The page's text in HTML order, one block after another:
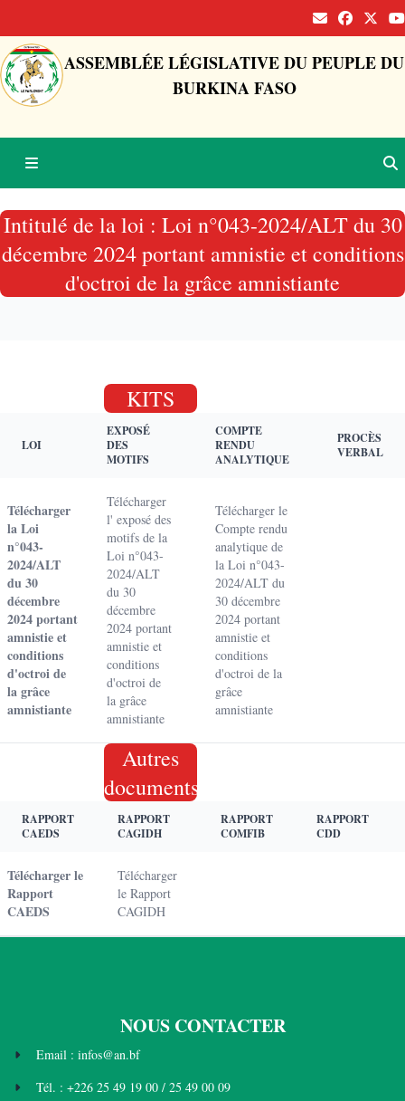
ASSEMBLÉE LÉGISLATIVE DU PEUPLE DU
BURKINA FASO
Intitulé de la loi : Loi n°043-2024/ALT du 30
décembre 2024 portant amnistie et conditions
d'octroi de la grâce amnistiante
KITS
LOI
EXPOSÉ
DES
MOTIFS
COMPTE
RENDU
ANALYTIQUE
PROCÈS
VERBAL
Télécharger
la Loi
n°043-
2024/ALT
du 30
décembre
2024 portant
amnistie et
conditions
d'octroi de
la grâce
amnistiante
Télécharger
l' exposé des
motifs de la
Loi n°043-
2024/ALT
du 30
décembre
2024 portant
amnistie et
conditions
d'octroi de
la grâce
amnistiante
Télécharger le
Compte rendu
analytique de
la Loi n°043-
2024/ALT du
30 décembre
2024 portant
amnistie et
conditions
d'octroi de la
grâce
amnistiante
Autres
documents
RAPPORT
CAEDS
RAPPORT
CAGIDH
RAPPORT
COMFIB
RAPPORT
CDD
Télécharger le
Rapport
CAEDS
Télécharger
le Rapport
CAGIDH
NOUS CONTACTER
Email : infos@an.bf
Tél. : +226 25 49 19 00 / 25 49 00 09